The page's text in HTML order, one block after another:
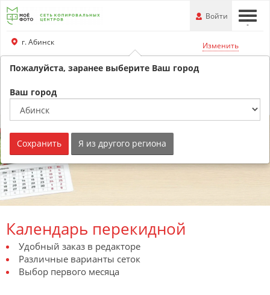
Перейти
основной
---
Войти
г. Абинск Изменить
Обратный звонок
Календарь перекидной
Удобный заказ в редакторе
Различные варианты сеток
Выбор первого месяца
Пожалуйста, заранее выберите Ваш город
Ваш город
Сохранить Я из другого региона